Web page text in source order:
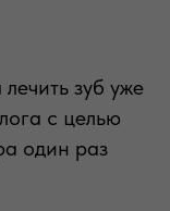
зуб уже
с целью
один раз